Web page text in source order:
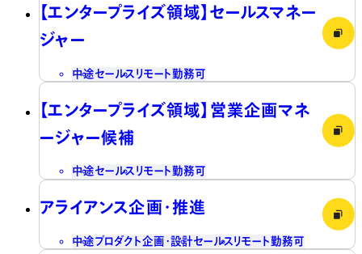
【エンタープライズ領域】セールスマネー
ジャー
中途セールス リモート勤務可
【エンタープライズ領域】営業企画マネ
ージャー候補
中途セールス リモート勤務可
アライアンス企画・推進
中途プロダクト企画・設計セールスリモート勤務可